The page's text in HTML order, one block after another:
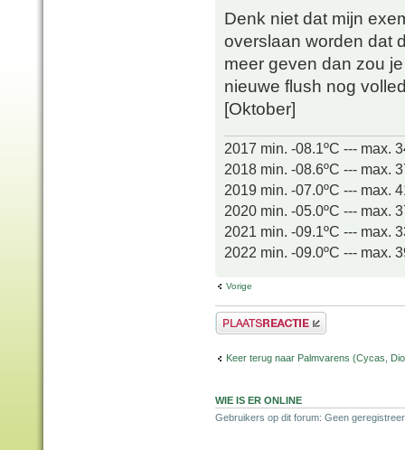
Denk niet dat mijn
overslaan worden dat
meer geven dan zou
nieuwe flush nog
[Oktober]
2017 min. -08.1ºC --- max.
2018 min. -08.6ºC --- max.
2019 min. -07.0ºC --- max.
2020 min. -05.0ºC --- max.
2021 min. -09.1ºC --- max.
2022 min. -09.0ºC --- max.
Vorige
Plaats een reactie
Keer terug naar Palmvarens (Cycas,
WIE IS ER ONLINE
Gebruikers op dit forum: Geen